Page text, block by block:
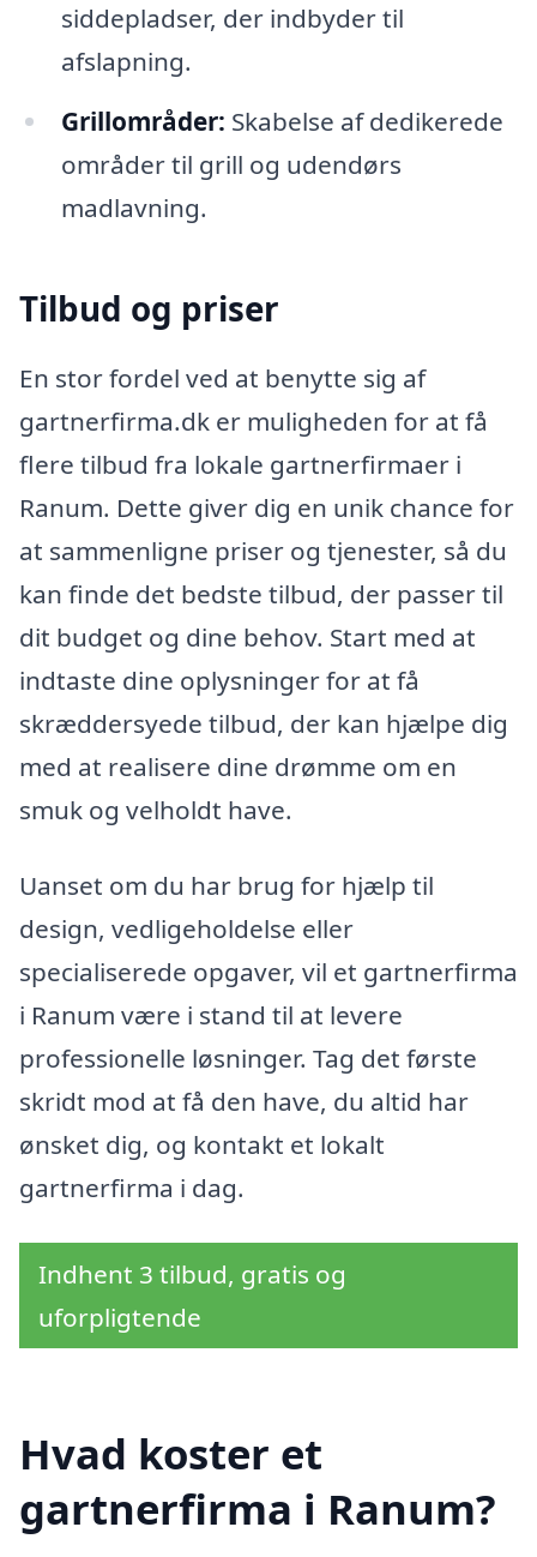
siddepladser, der indbyder til
afslapning.
Grillområder: Skabelse af dedikerede
områder til grill og udendørs
madlavning.
Tilbud og priser
En stor fordel ved at benytte sig af
gartnerfirma.dk er muligheden for at få
flere tilbud fra lokale gartnerfirmaer i
Ranum. Dette giver dig en unik chance for
at sammenligne priser og tjenester, så du
kan finde det bedste tilbud, der passer til
dit budget og dine behov. Start med at
indtaste dine oplysninger for at få
skræddersyede tilbud, der kan hjælpe dig
med at realisere dine drømme om en
smuk og velholdt have.
Uanset om du har brug for hjælp til
design, vedligeholdelse eller
specialiserede opgaver, vil et gartnerfirma
i Ranum være i stand til at levere
professionelle løsninger. Tag det første
skridt mod at få den have, du altid har
ønsket dig, og kontakt et lokalt
gartnerfirma i dag.
Indhent 3 tilbud, gratis og
uforpligtende
Hvad koster et
gartnerfirma i Ranum?